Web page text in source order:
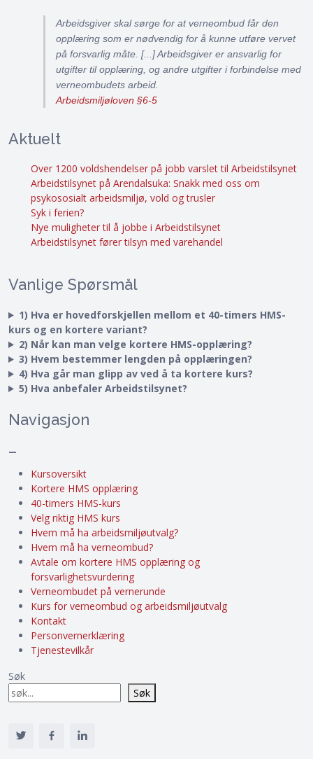
Arbeidsgiver skal sørge for at verneombud får den
opplæring som er nødvendig for å kunne utføre vervet
på forsvarlig måte. [...] Arbeidsgiver er ansvarlig for
utgifter til opplæring, og andre utgifter i forbindelse med
verneombudets arbeid.
Arbeidsmiljøloven §6-5
Aktuelt
Over 1200 voldshendelser på jobb varslet til Arbeidstilsynet
Arbeidstilsynet på Arendalsuka: Snakk med oss om
psykososialt arbeidsmiljø, vold og trusler
Syk i ferien?
Nye muligheter til å jobbe i Arbeidstilsynet
Arbeidstilsynet fører tilsyn med varehandel
Vanlige Spørsmål
1) Hva er hovedforskjellen mellom et 40-timers HMS-
kurs og en kortere variant?
2) Når kan man velge kortere HMS-opplæring?
3) Hvem bestemmer lengden på opplæringen?
4) Hva går man glipp av ved å ta kortere kurs?
5) Hva anbefaler Arbeidstilsynet?
Navigasjon
–
Kursoversikt
Kortere HMS opplæring
40-timers HMS-kurs
Velg riktig HMS kurs
Hvem må ha arbeidsmiljøutvalg?
Hvem må ha verneombud?
Avtale om kortere HMS opplæring og
forsvarlighetsvurdering
Verneombudet på vernerunde
Kurs for verneombud og arbeidsmiljøutvalg
Kontakt
Personvernerklæring
Tjenestevilkår
Søk
Søk